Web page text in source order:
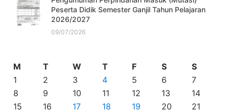
Peserta Didik Semester Ganjil Tahun Pelajaran
2026/2027
09/07/2026
M T W T F S
S
1
2 3 4 5 6
7
8
9 10 11 12 13
14
15
16 17 18 19 20
21